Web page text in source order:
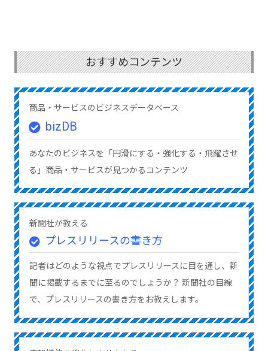
おすすめコンテンツ
商品・サービスのビジネスデータベース
bizDB
あなたのビジネスを「円滑にする・強化する・飛躍させ
る」商品・サービスが見つかるコンテンツ
新聞社が教える
プレスリリースの書き方
記者はどのような視点でプレスリリースに目を通し、新
聞に掲載するまでに至るのでしょうか？ 新聞社の目線
で、プレスリリースの書き方をお教えします。